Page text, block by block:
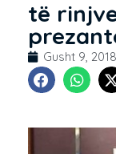
të
Gusht 9, 2018